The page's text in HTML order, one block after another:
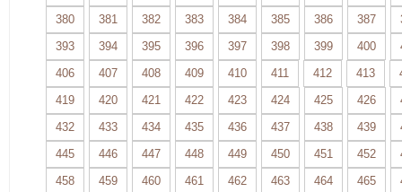
380
381 382 383 384 385 386 387
393
394 395 396 397 398 399 400
406
407 408 409 410 411 412 413
419
420 421 422 423 424 425 426
432
433 434 435 436 437 438 439
445
446 447 448 449 450 451 452
458
459 460 461 462 463 464 465